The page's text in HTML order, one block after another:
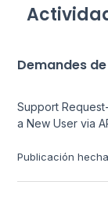
Demandes
Support
a New User via
Publicación